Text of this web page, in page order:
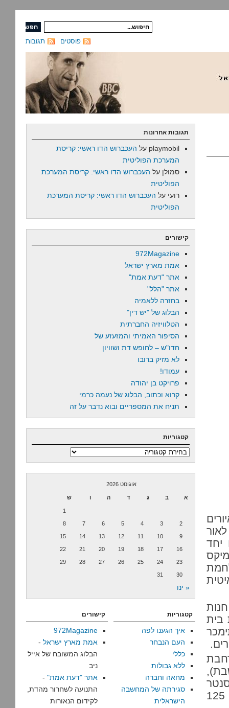
תגובות פוסטים
יחד
מלחמת
בית
תימכר
ושבת),
ת"א ובקומיקס בירקות בקינג ג'ורג' 40 ת"א ואחוזה 125
תגובות אחרונות
playmobil על העכברוש הדו ראשי: קריסת
המערכת הפוליטית
סמולן על העכברוש הדו ראשי: קריסת המערכת
הפוליטית
רועי על העכברוש הדו ראשי: קריסת המערכת
הפוליטית
קישורים
972Magazine
אמת מארץ ישראל
אתר "דעת אמת"
אתר "הלל"
בחזרה ללאמיה
הבלוג של "יש דין"
הטלוויזיה החברתית
הסיפור האמיתי והמזעזע של
חדו"ש – לחופש דת ושוויון
לא מזיק ברובו
עמודו!
פרויקט בן יהודה
קרוא וכתוב, הבלוג של נעמה כרמי
תניח את המספריים ובוא נדבר על זה
קטגוריות
קטגוריות
אוגוסט 2026
א ב ג ד ה ו ש
1
2
3
4
5
6
7
8
9
10
11
12
13
14
15
16
17
18
19
20
21
22
23
24
25
26
27
28
29
30
31
« ינו
קטגוריות
איך הגענו לפה
העם הנבחר
כללי
ללא גבולות
מחאה וחברה
סגירתה של המחשבה
הישראלית
קישורים
972Magazine
אמת מארץ ישראל -
הבלוג המשובח של אייל
ניב
אתר "דעת אמת" -
התנועה לשחרור מהדת,
לקידום הנאורות